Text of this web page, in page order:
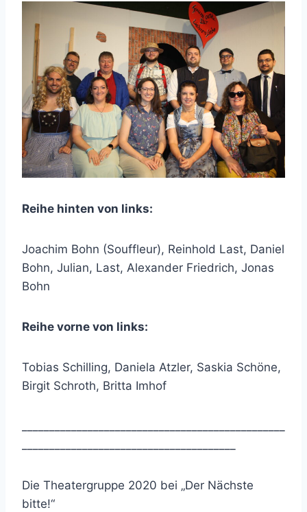
Reihe hinten von links:
Joachim Bohn (Souffleur), Reinhold Last, Daniel
Bohn, Julian, Last, Alexander Friedrich, Jonas
Bohn
Reihe vorne von links:
Tobias Schilling, Daniela Atzler, Saskia Schöne,
Birgit Schroth, Britta Imhof
Die Theatergruppe 2020 bei „Der Nächste
bitte!“